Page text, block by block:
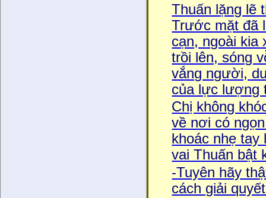
Thuấn lặng lẽ
Trước mặt đã
cạn, ngoài kia
trồi lên, sóng
vắng người,
của lực lượng
Chị không
về nơi có
khoác nhẹ
vai Thuấn bật
-Tuyên hãy
cách giải